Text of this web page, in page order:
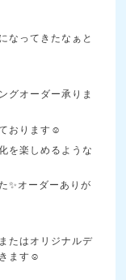
なってきたなぁと
グオーダー承りま
おります☺️
を楽しめるような
✨オーダーありが
たはオリジナルデ
ます☺️